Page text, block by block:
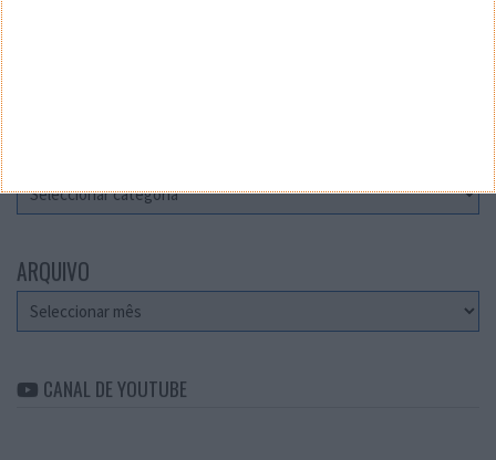
ARQUIVO
Arquivo
CANAL DE YOUTUBE